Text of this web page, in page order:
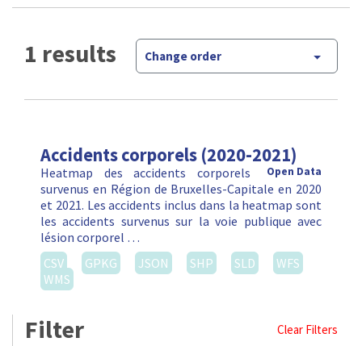
1 results Change order
Accidents corporels (2020-2021)
Open Data
Heatmap des accidents corporels
survenus en Région de Bruxelles-Capitale en 2020
et 2021. Les accidents inclus dans la heatmap sont
les accidents survenus sur la voie publique avec
lésion corporel …
CSV
GPKG JSON SHP SLD
WFS
WMS
Filter Clear Filters